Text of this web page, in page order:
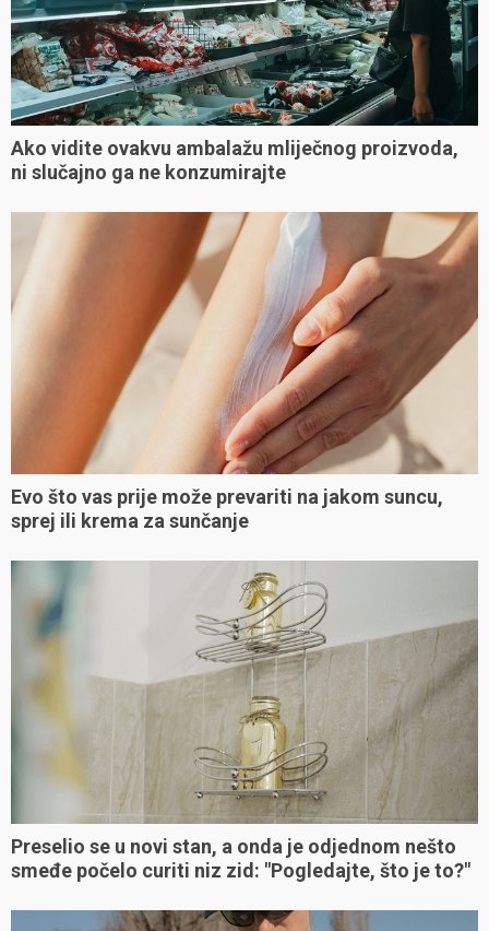
Ako vidite ovakvu ambalažu mliječnog proizvoda,
ni slučajno ga ne konzumirajte
Evo što vas prije može prevariti na jakom suncu,
sprej ili krema za sunčanje
Preselio se u novi stan, a onda je odjednom nešto
smeđe počelo curiti niz zid: "Pogledajte, što je to?"